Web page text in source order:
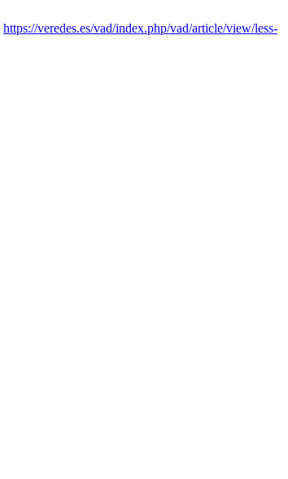
https://veredes.es/vad/index.php/vad/article/view/less-